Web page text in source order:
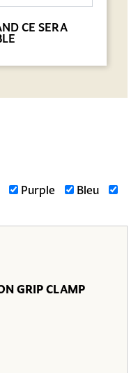
CE SERA
Purple
Bleu
GRIP CLAMP